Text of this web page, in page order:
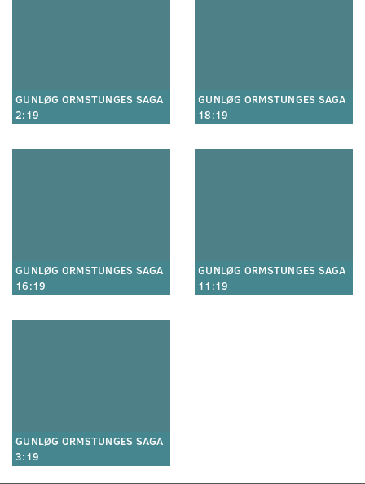
GUNLØG ORMSTUNGES SAGA
2:19
GUNLØG ORMSTUNGES SAGA
18:19
GUNLØG ORMSTUNGES SAGA
16:19
GUNLØG ORMSTUNGES SAGA
11:19
GUNLØG ORMSTUNGES SAGA
3:19